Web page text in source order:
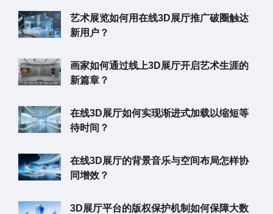
艺术展览如何用在线3D展厅推广破圈触达
新用户？
画家如何通过线上3D展厅开启艺术生涯的
新篇章？
在线3D展厅如何实现渐进式加载以缩短等
待时间？
在线3D展厅的背景音乐与空间布局怎样协
同增效？
3D展厅平台的版权保护机制如何保障大数